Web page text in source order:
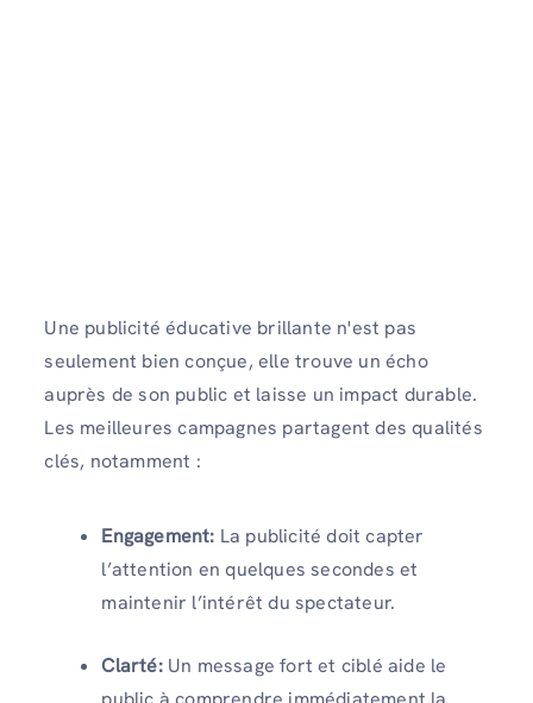
Une publicité éducative brillante n'est pas
seulement bien conçue, elle trouve un écho
auprès de son public et laisse un impact durable.
Les meilleures campagnes partagent des qualités
clés, notamment :
Engagement: La publicité doit capter
l’attention en quelques secondes et
maintenir l’intérêt du spectateur.
Clarté:Un message fort et ciblé aide le